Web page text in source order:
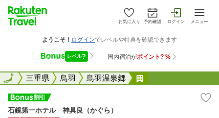
お気に入り 予約確認 ログイン メニュー
全国三重県 鳥羽 鳥羽温泉郷
全国
石鏡第一ホテル 神具良（かぐら）